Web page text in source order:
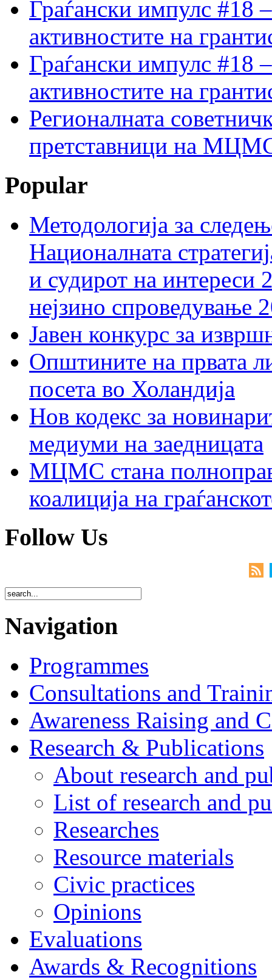
Граѓански импулс #18
активностите на
Граѓански импулс #18
активностите на
Регионалната
претставници на МЦМС
Popular
Методологија за
Националната
и судирот на интереси
нејзино спроведување
Јавен конкурс за
Општините на првата
посета во Холандија
Нов кодекс за
медиуми на заедницата
МЦМС стана
коалиција на
Follow Us
Navigation
Programmes
Consultations and
Awareness Raising and
Research & Publications
About research and
List of research and
Researches
Resource materials
Civic practices
Opinions
Evaluations
Awards & Recognitions